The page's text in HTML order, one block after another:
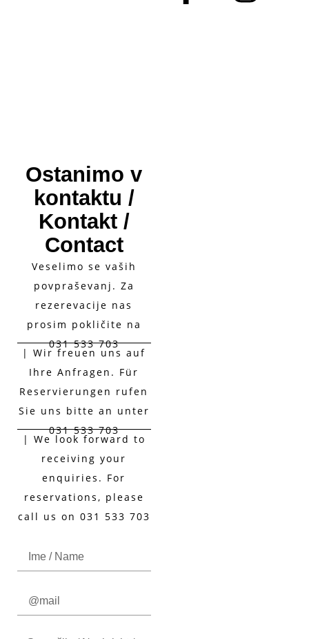
Ostanimo v
kontaktu /
Kontakt /
Contact
Veselimo se vaših
povpraševanj. Za
rezerevacije nas
prosim pokličite na
031 533 703
| Wir freuen uns auf
Ihre Anfragen. Für
Reservierungen rufen
Sie uns bitte an unter
031 533 703
| We look forward to
receiving your
enquiries. For
reservations, please
call us on 031 533 703